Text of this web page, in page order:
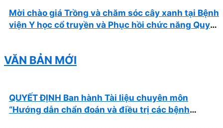
Mời chào giá Trồng và chăm sóc cây xanh tại Bệnh
viện Y học cổ truyền và Phục hồi chức năng Quy
VĂN BẢN MỚI
QUYẾT ĐỊNH Ban hành Tài liệu chuyên môn
“Hướng dẫn chẩn đoán và điều trị các bệnh